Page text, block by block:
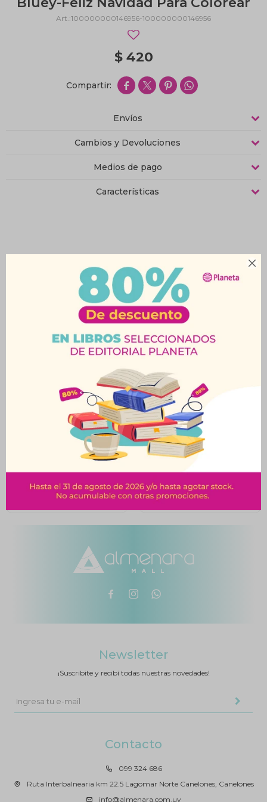

100000000146956-100000000146956
$ 420
   
Envíos
Cambios y Devoluciones
Medios de pago
Características
Productos que te pueden interesar
Crea Dinosaurios-Set
De Actividades
360
Acolchaditas-Mascotas
Amigas-
$ 390
  
Contacto
099 324 686
Ruta Interbalnearia km 22.5 Lagomar Norte Canelones, Canelones
info@almenara.com.uy
Newsletter
¡Suscribite y recibí todas nuestras novedades!